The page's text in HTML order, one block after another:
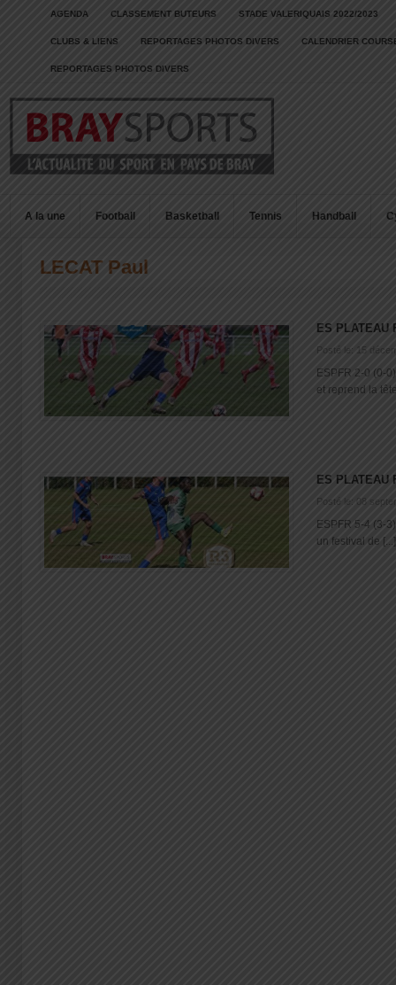
AGENDA CLASSEMENT BUTEURS STADE VALERIQUAIS 2022/2023
CLUBS & LIENS REPORTAGES PHOTOS DIVERS CALENDRIER
REPORTAGES PHOTOS DIVERS
A la une Football Basketball Tennis Handball
LECAT Paul
ES PLATEAU
Posté le: 15
ESPFR 2-0 (0-
et reprend la
ES PLATEAU
Posté le: 08
ESPFR 5-4 (3-
un festival de [...]